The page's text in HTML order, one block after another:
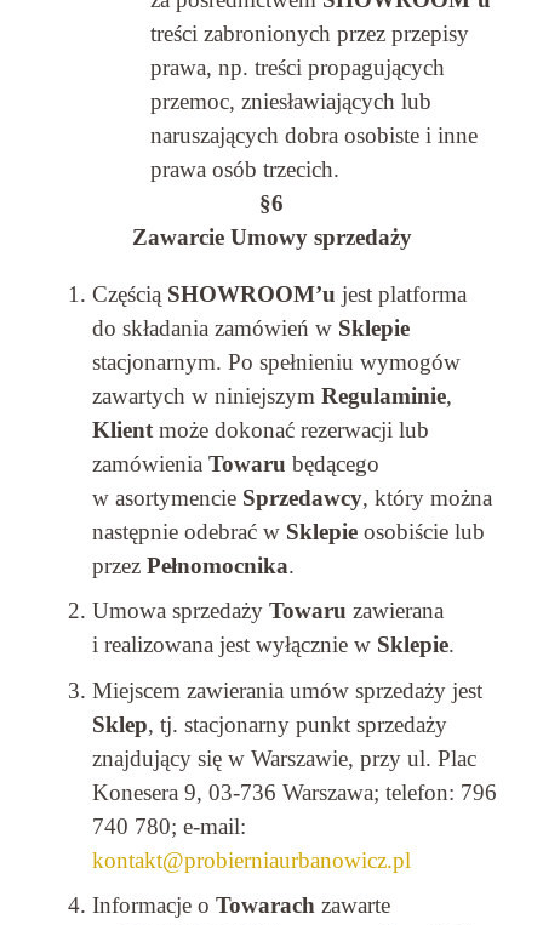
treści zabronionych przez przepisy
prawa, np. treści propagujących
przemoc, zniesławiających lub
naruszających dobra osobiste i inne
prawa osób trzecich.
§6
Zawarcie Umowy sprzedaży
Częścią SHOWROOM’u jest platforma
do składania zamówień w Sklepie
stacjonarnym. Po spełnieniu wymogów
zawartych w niniejszym Regulaminie,
Klient może dokonać rezerwacji lub
zamówienia Towaru będącego
w asortymencie Sprzedawcy, który można
następnie odebrać w Sklepie osobiście lub
przez Pełnomocnika.
Umowa sprzedaży Towaru zawierana
i realizowana jest wyłącznie w Sklepie.
Miejscem zawierania umów sprzedaży jest
Sklep, tj. stacjonarny punkt sprzedaży
znajdujący się w Warszawie, przy ul. Plac
Konesera 9, 03-736 Warszawa; telefon: 796
740 780; e-mail:
kontakt@probierniaurbanowicz.pl
Informacje o Towarach zawarte